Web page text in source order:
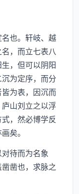
也。轩岐、越
，而立七表八
，但可以阴阳
为定序，而分
为表，因沉而
山刘立之以浮
，然必博学反
矣。
待而为名象
凿也，求脉之